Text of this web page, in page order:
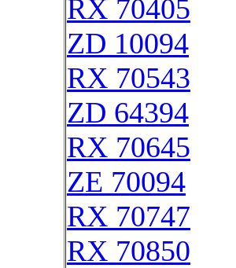
RX 70405
ZD 10094
RX 70543
ZD 64394
RX 70645
ZE 70094
RX 70747
RX 70850